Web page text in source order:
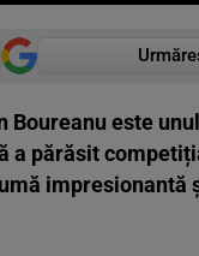
Boureanu este
a părăsit